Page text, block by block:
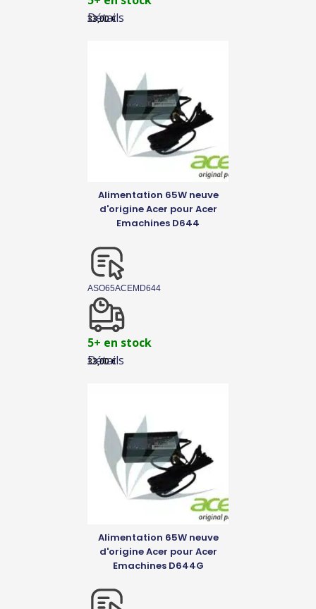
Détails
33,00€
Détails
Alimentation 65W neuve
d'origine Acer pour Acer
Emachines D644
ASO65ACEMD644
5+ en stock
33,00€
Alimentation 65W neuve
d'origine Acer pour Acer
Emachines D644G